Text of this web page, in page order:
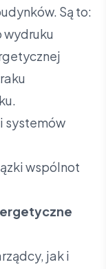
Są to:
systemów
wspólnot
jak i